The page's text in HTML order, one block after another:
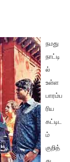
நமது
நாட்டி
ல்
உள்ள
பாரம்ப
ரிய
கட்டிட
ம்
குறித்